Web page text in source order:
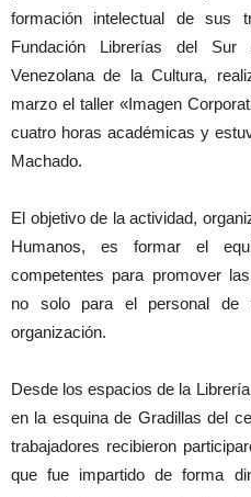
formación intelectual de sus
Fundación Librerías del Sur
Venezolana de la Cultura,
marzo el taller «Imagen
cuatro horas académicas y
Machado.
El objetivo de la actividad,
Humanos, es formar el
competentes para promover
no solo para el personal de
organización.
Desde los espacios de la
en la esquina de Gradillas del
trabajadores recibieron
que fue impartido de forma